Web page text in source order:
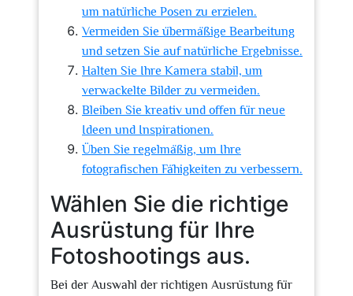
um natürliche Posen zu erzielen.
Vermeiden Sie übermäßige Bearbeitung
und setzen Sie auf natürliche Ergebnisse.
Halten Sie Ihre Kamera stabil, um
verwackelte Bilder zu vermeiden.
Bleiben Sie kreativ und offen für neue
Ideen und Inspirationen.
Üben Sie regelmäßig, um Ihre
fotografischen Fähigkeiten zu verbessern.
Wählen Sie die richtige
Ausrüstung für Ihre
Fotoshootings aus.
Bei der Auswahl der richtigen Ausrüstung für